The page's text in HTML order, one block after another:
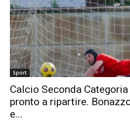
Sport
Calcio Seconda
pronto a ripartire.
e...